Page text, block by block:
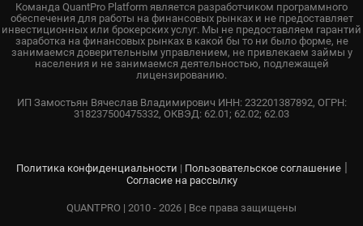
Команда QuantPro Platform является разработчиком программного
обеспечения для работы на финансовых рынках и не предоставляет
инвестиционных или брокерских услуг. Мы не предоставляем гарантий
заработка на финансовых рынках в какой бы то ни было форме, не
занимаемся доверительным управлением, не привлекаем займы у
населения и не занимаемся деятельностью, подлежащей
лицензированию.
ИП Замостьян Вячеслав Владимирович ИНН: 232201387892, ОГРН:
318237500475332, ОКВЭД: 62.01; 62.02; 62.03
Политика конфиденциальности | Пользовательское соглашение|
Согласие на рассылку
QUANTPRO | 2010 - 2026 | Все права защищены